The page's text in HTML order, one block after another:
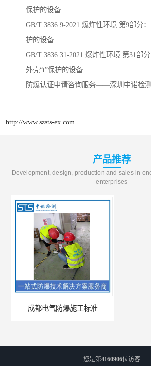
保护的设备
GB/T 3836.9-2021 爆炸性环境 第9部分
护的设备
GB/T 3836.31-2021 爆炸性环境 第31部
外壳“t”保护的设备
防爆认证申请咨询服务——深圳中诺检测
http://www.szsts-ex.com
产品推荐
Development, design, production and sales in
enterprises
成都电气防爆施工标准
您是第4160906位访客